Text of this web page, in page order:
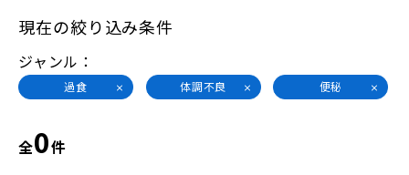
現在の絞り込み条件
ジャンル
過食 体調不良 便秘
全0件